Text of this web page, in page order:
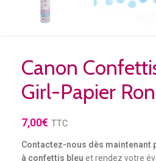
Canon
Girl-Papier
7,00€ TTC
Contactez-nous dès maintenant
à confettis bleu et rendez votre